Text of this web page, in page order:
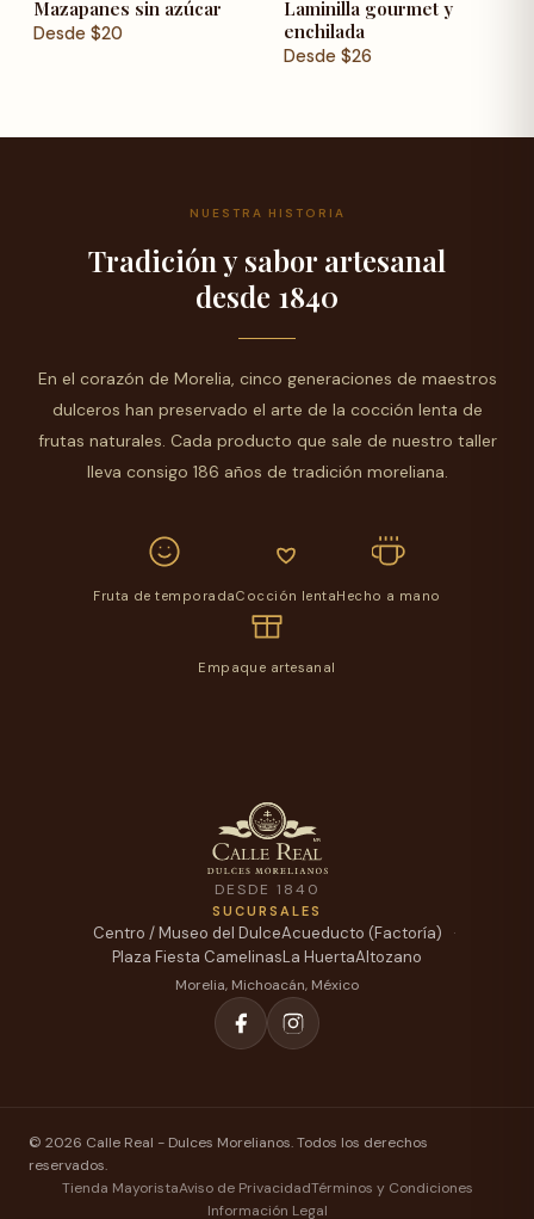
Mazapanes sin azúcar
Desde $20
Laminilla gourmet y
enchilada
Desde $26
NUESTRA HISTORIA
Tradición y sabor artesanal
desde 1840
En el corazón de Morelia, cinco generaciones de maestros
dulceros han preservado el arte de la cocción lenta de
frutas naturales. Cada producto que sale de nuestro taller
lleva consigo 186 años de tradición moreliana.
Fruta de temporadaCocción lentaHecho a mano
Empaque artesanal
DESDE 1840
SUCURSALES
Centro / Museo del DulceAcueducto (Factoría)
Plaza Fiesta CamelinasLa HuertaAltozano
Morelia, Michoacán, México
© 2026 Calle Real - Dulces Morelianos. Todos los derechos
reservados.
Tienda MayoristaAviso de PrivacidadTérminos y Condiciones
Información Legal